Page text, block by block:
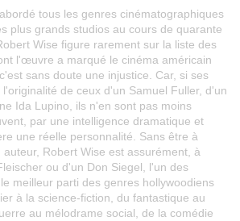
tous les genres cinématographiques
plus grands studios au cours de quarante
Wise figure rarement sur la liste des
l'œuvre a marqué le cinéma américain
sans doute une injustice. Car, si ses
de ceux d'un Samuel Fuller, d'un
Ida Lupino, ils n'en sont pas moins
par une intelligence dramatique et
une réelle personnalité. Sans être à
Robert Wise est assurément, à
ou d'un Don Siegel, l'un des
meilleur parti des genres hollywoodiens
à la science-fiction, du fantastique au
au mélodrame social, de la comédie